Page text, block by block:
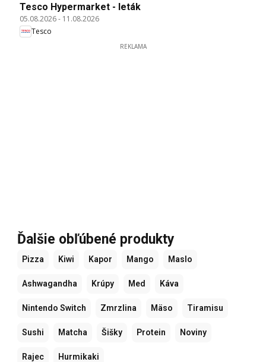
Tesco Hypermarket - leták
05.08.2026- 11.08.2026
Tesco
REKLAMA
Ďalšie obľúbené produkty
Pizza Kiwi Kapor Mango Maslo
Ashwagandha Krúpy Med Káva
Nintendo Switch Zmrzlina Mäso Tiramisu
Sushi Matcha Šišky Protein Noviny
Rajec Hurmikaki